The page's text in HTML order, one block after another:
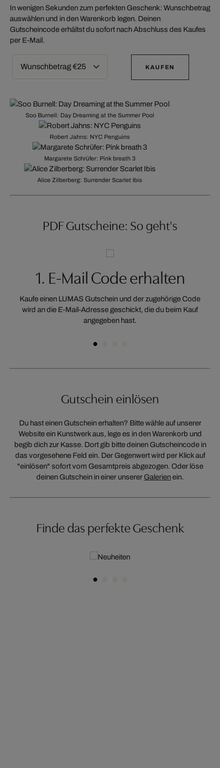
In wenigen Sekunden zum perfekten Geschenk: Wunschbetrag
auswählen und in den Warenkorb legen. Deinen
Gutscheincode erhältst du sofort nach Abschluss des Kaufes
per E-Mail.
KAUFEN
Soo Burnell: Day Dreaming at the Summer Pool
Robert Jahns: NYC Penguins
Margarete Schrüfer: Pink breath 3
Alice Zilberberg: Surrender Scarlet Ibis
PDF Gutscheine: So geht's
1. E-Mail Code erhalten
Kaufe einen LUMAS Gutschein und der zugehörige Code
wird an die E-Mail-Adresse geschickt, die du beim Kauf
angegeben hast.
Gutschein einlösen
Du hast einen Gutschein erhalten? Bitte wähle auf unserer
Website ein Kunstwerk aus, lege es in den Warenkorb und
begib dich zur Kasse. Dort gib bitte deinen Gutscheincode in
das vorgesehene Feld ein. Der Gegenwert wird per Klick auf
"einlösen" sofort vom Gesamtpreis abgezogen. Oder löse
deinen Gutschein in einer unserer Galerienein.
Finde das perfekte Geschenk